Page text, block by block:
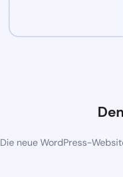
Die neue WordPress-